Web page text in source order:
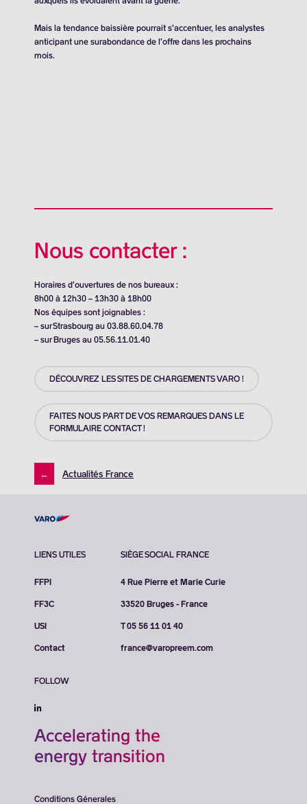
Mais la tendance baissière pourrait s’accentuer, les analystes
anticipant une surabondance de l’offre dans les prochains
mois.
Nous contacter :
Horaires d’ouvertures de nos bureaux :
8h00 à 12h30 – 13h30 à 18h00
Nos équipes sont joignables :
– sur Strasbourg au 03.88.60.04.78
– sur Bruges au 05.56.11.01.40
DÉCOUVREZ LES SITES DE CHARGEMENTS VARO !
FAITES NOUS PART DE VOS REMARQUES DANS LE
FORMULAIRE CONTACT !
← Actualités France
LIENS UTILES
FFPI
FF3C
USI
Contact
SIÈGE SOCIAL FRANCE
4 Rue Pierre et Marie Curie
33520 Bruges - France
T 05 56 11 01 40
france@varopreem.com
FOLLOW
Accelerating the
energy transition
Conditions Génerales